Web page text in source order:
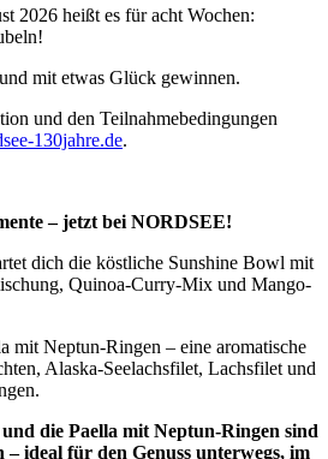
2026 heißt es für acht Wochen:
mit etwas Glück gewinnen.
und den Teilnahmebedingungen
130jahre.de.
– jetzt bei NORDSEE!
dich die köstliche Sunshine Bowl mit
Quinoa-Curry-Mix und Mango-
mit Neptun-Ringen – eine aromatische
Alaska-Seelachsfilet, Lachsfilet und
die Paella mit Neptun-Ringen sind
ideal für den Genuss unterwegs, im